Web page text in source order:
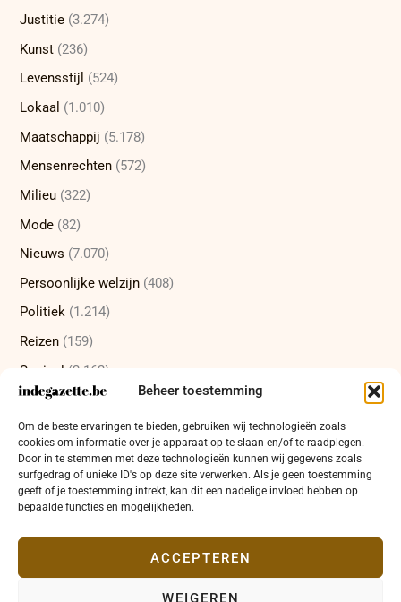
Beheer toestemming
Om de beste ervaringen te bieden, gebruiken wij technologieën zoals
cookies om informatie over je apparaat op te slaan en/of te raadplegen.
Door in te stemmen met deze technologieën kunnen wij gegevens zoals
surfgedrag of unieke ID's op deze site verwerken. Als je geen toestemming
geeft of je toestemming intrekt, kan dit een nadelige invloed hebben op
bepaalde functies en mogelijkheden.
ACCEPTEREN
WEIGEREN
Justitie (3.274)
Kunst (236)
Levensstijl (524)
Lokaal (1.010)
Maatschappij (5.178)
Mensenrechten (572)
Milieu (322)
Mode (82)
Nieuws (7.070)
Persoonlijke welzijn (408)
Politiek (1.214)
Reizen (159)
Sociaal (2.162)
Sport(232)
Technologie(415)
Uncategorized(12)
Wetenschap(473)
Wetenschappelijke ontdekkingen